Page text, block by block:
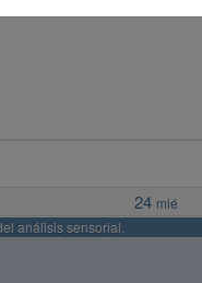
24 mié
análisis sensorial.